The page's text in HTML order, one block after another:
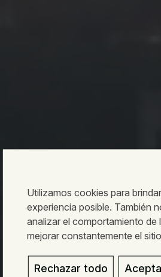
Utilizamos cookies para
experiencia posible. También
analizar el comportamiento de
mejorar constantemente el
Rechazar todo